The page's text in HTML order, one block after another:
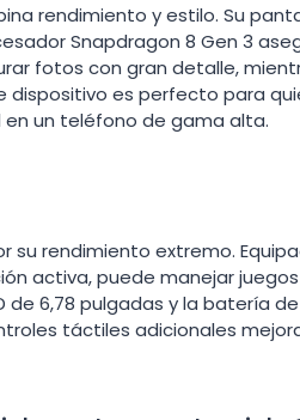
rendimiento y estilo. Su
Snapdragon 8 Gen 3
fotos con gran detalle,
dispositivo es perfecto para
en un teléfono de gama alta.
su rendimiento extremo.
activa, puede manejar juegos
de 6,78 pulgadas y la batería de
táctiles adicionales